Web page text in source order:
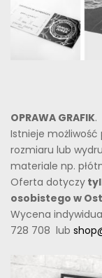
OPRAWA GRAFIK.
Istnieje
rozmiaru lub
materiale np.
Oferta dotyczy
osobistego w
Wycena
728 708 lub